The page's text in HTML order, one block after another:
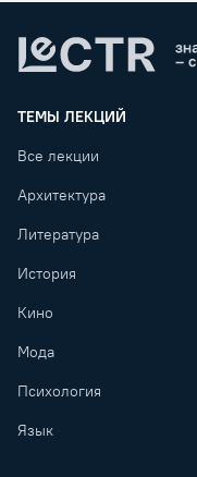
ТЕМЫ ЛЕКЦИЙ
Все лекции
Архитектура
Литература
История
Кино
Мода
Психология
Язык